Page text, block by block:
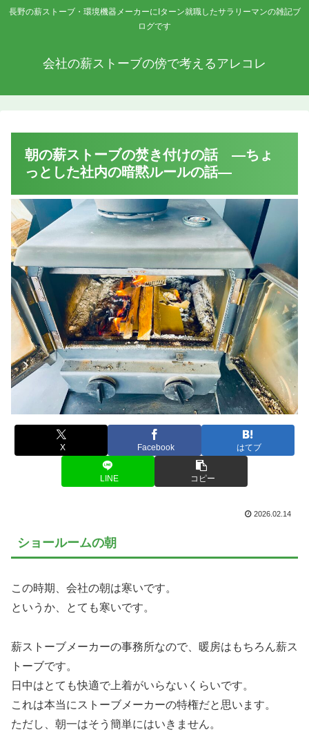
長野の薪ストーブ・環境機器メーカーにIターン就職したサラリーマンの雑記ブ
ログです
会社の薪ストーブの傍で考えるアレコレ
朝の薪ストーブの焚き付けの話 ―ちょ
っとした社内の暗黙ルールの話―
X Facebook はてブ
LINE コピー
2026.02.14
ショールームの朝
この時期、会社の朝は寒いです。
というか、とても寒いです。
薪ストーブメーカーの事務所なので、暖房はもちろん薪ス
トーブです。
日中はとても快適で上着がいらないくらいです。
これは本当にストーブメーカーの特権だと思います。
ただし、朝一はそう簡単にはいきません。